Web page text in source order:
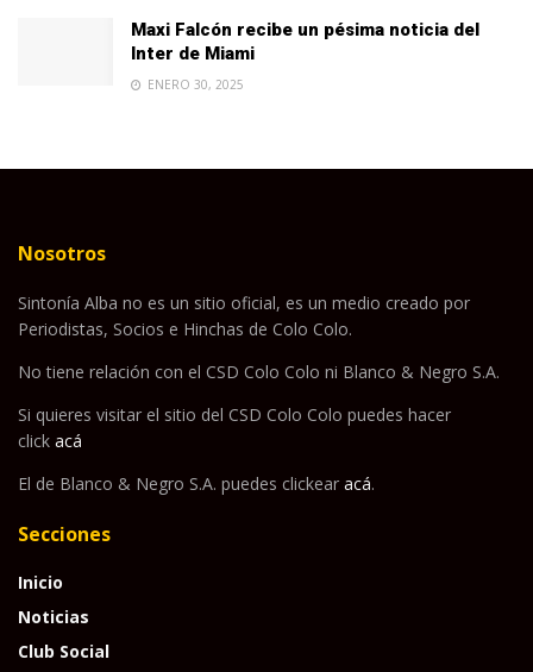
Maxi Falcón recibe un pésima noticia del
Inter de Miami
ENERO 30, 2025
Nosotros
Sintonía Alba no es un sitio oficial, es un medio creado por
Periodistas, Socios e Hinchas de Colo Colo.
No tiene relación con el CSD Colo Colo ni Blanco & Negro S.A.
Si quieres visitar el sitio del CSD Colo Colo puedes hacer
click acá
El de Blanco & Negro S.A. puedes clickear acá.
Secciones
Inicio
Noticias
Club Social